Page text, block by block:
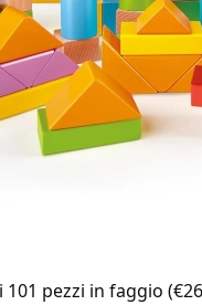
101 pezzi in faggio